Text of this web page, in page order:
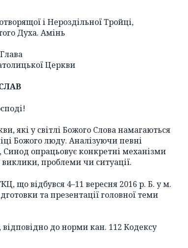
і Нероздільної Тройці,
Духа. Амінь
Церкви
які у світлі Божого Слова намагаються
Божого люду. Аналізуючи певні
опрацьовує конкретні механізми
проблеми чи ситуації.
що відбувся 4–11 вересня 2016 р. Б. у м.
та презентації головної теми
до норми кан. 112 Кодексу